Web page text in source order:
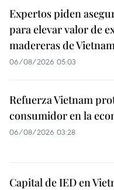
Expertos piden
para elevar valor de
madereras de Vietnam
06/08/2026 05:03
Refuerza Vietnam
consumidor en la
06/08/2026 03:28
Capital de IED en